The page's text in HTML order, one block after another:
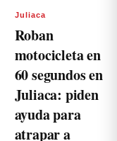
Juliaca
Roban
motocicleta en
60 segundos en
Juliaca: piden
ayuda para
atrapar a